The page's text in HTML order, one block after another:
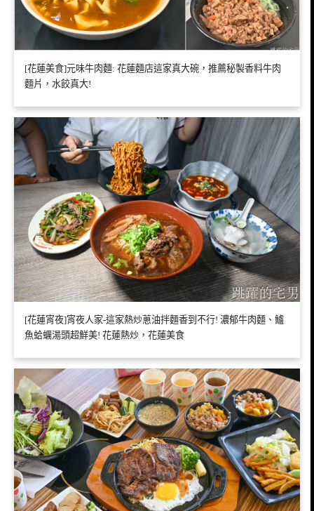
[花蓮美食]元味牛肉麵: 花蓮麵店這家真大碗，推薦秘製香料牛肉
麵片，水餃真大!
[花蓮宵夜]宵夜人家-這家熱炒蔥油拌麵香到不行! 濃郁牛肉麵、鱸
魚蛤蠣湯頭超鮮美! 花蓮熱炒，花蓮美食